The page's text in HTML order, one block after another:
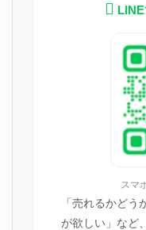
スマ
「売れるかど
が欲しい」など